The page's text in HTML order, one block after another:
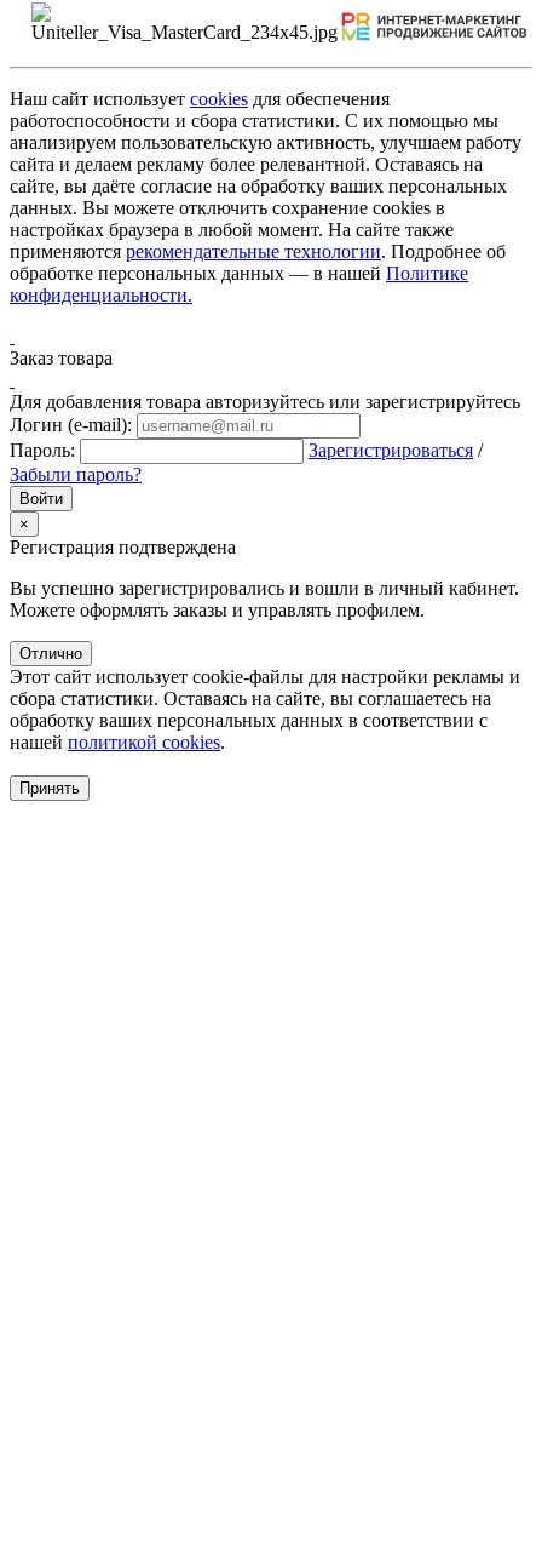
Наш сайт использует cookies для обеспечения
работоспособности и сбора статистики. С их помощью мы
анализируем пользовательскую активность, улучшаем работу
сайта и делаем рекламу более релевантной. Оставаясь на
сайте, вы даёте согласие на обработку ваших персональных
данных. Вы можете отключить сохранение cookies в
настройках браузера в любой момент. На сайте также
применяются рекомендательные технологии. Подробнее об
обработке персональных данных — в нашей Политике
конфиденциальности.
Заказ товара
Для добавления товара авторизуйтесь или зарегистрируйтесь
Логин (e-mail):
Пароль:
Зарегистрироваться /
Забыли пароль?
×
Регистрация подтверждена
Вы успешно зарегистрировались и вошли в личный кабинет.
Можете оформлять заказы и управлять профилем.
Отлично
Этот сайт использует cookie-файлы для настройки рекламы и
сбора статистики. Оставаясь на сайте, вы соглашаетесь на
обработку ваших персональных данных в соответствии с
нашей политикой cookies.
Принять